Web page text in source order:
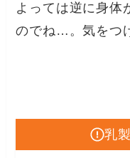
よっては逆に身体
のでね…。気をつ
乳